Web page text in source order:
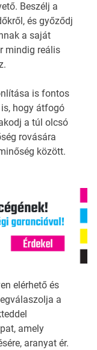
Beszélj a
és győződj
a saját
mindig reális
is fontos
hogy átfogó
a túl olcsó
rovására
között.
elérhető és
a
amely
aranyat ér.